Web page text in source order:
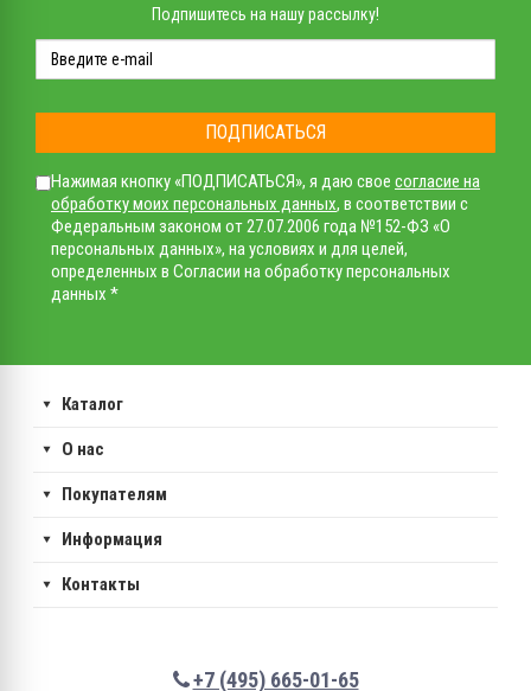
Подпишитесь на нашу рассылку!
ПОДПИСАТЬСЯ
Нажимая кнопку «ПОДПИСАТЬСЯ», я даю свое согласие на
обработку моих персональных данных, в соответствии с
Федеральным законом от 27.07.2006 года №152-ФЗ «О
персональных данных», на условиях и для целей,
определенных в Согласии на обработку персональных
данных *
Каталог
О нас
Покупателям
Информация
Контакты
+7 (495) 665-01-65